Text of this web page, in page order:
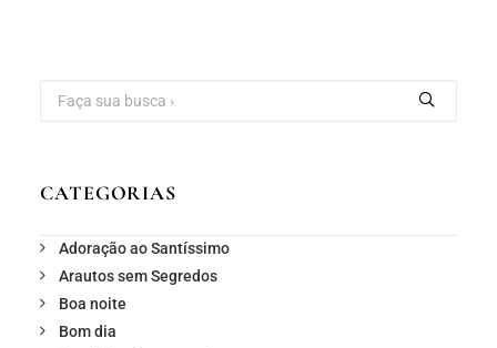
CATEGORIAS
Adoração ao Santíssimo
Arautos sem Segredos
Boa noite
Bom dia